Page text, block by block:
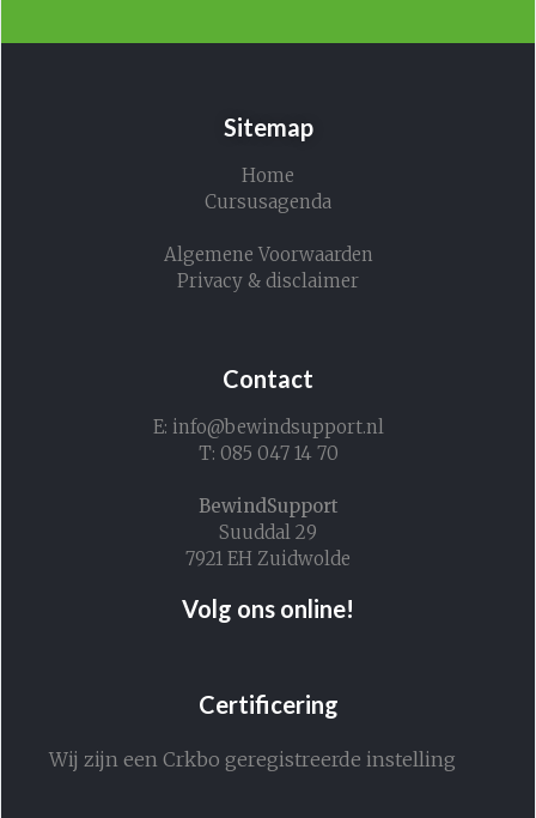
Sitemap
Home
Cursusagenda
Algemene Voorwaarden
Privacy & disclaimer
Contact
E: info@bewindsupport.nl
T: 085 047 14 70
BewindSupport
Suuddal 29
7921 EH Zuidwolde
Volg ons online!
Certificering
Wij zijn een Crkbo geregistreerde instelling